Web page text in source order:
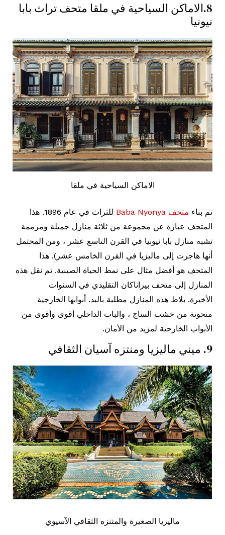
8.الاماكن السياحية في ملقا متحف تراث بابا
نيونيا
الاماكن السياحية في ملقا
تم بناء متحف Baba Nyonya
للتراث في عام 1896. هذا
المتحف عبارة عن مجموعة من ثلاثة منازل جميلة ومرممة
تشبه منازل بابا نيونيا في القرن التاسع عشر ، ومن المحتمل
أنها هاجرت إلى ماليزيا في القرن الخامس عشر). هذا
المتحف هو أفضل مثال على نمط الحياة الصينية. تم نقل هذه
المنازل إلى متحف بيراناكان التقليدي في السنوات
الأخيرة. بلاط هذه المنازل مطلية باليد. أبوابها الخارجية
منحوتة من خشب الساج ، والباب الداخلي أقوى وأقوى من
الأبواب الخارجية لمزيد من الأمان.
9. ميني ماليزيا ومنتزه آسيان الثقافي
ماليزيا الصغيرة والمتنزه الثقافي الآسيوي